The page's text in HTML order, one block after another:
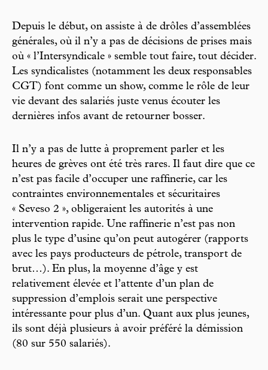
Depuis le début, on assiste à de drôles d’assemblées
générales, où il n’y a pas de décisions de prises mais
où « l’Intersyndicale » semble tout faire, tout décider.
Les syndicalistes (notamment les deux responsables
CGT) font comme un show, comme le rôle de leur
vie devant des salariés juste venus écouter les
dernières infos avant de retourner bosser.
Il n’y a pas de lutte à proprement parler et les
heures de grèves ont été très rares. Il faut dire que ce
n’est pas facile d’occuper une raffinerie, car les
contraintes environnementales et sécuritaires
« Seveso 2 », obligeraient les autorités à une
intervention rapide. Une raffinerie n’est pas non
plus le type d’usine qu’on peut autogérer (rapports
avec les pays producteurs de pétrole, transport de
brut…). En plus, la moyenne d’âge y est
relativement élevée et l’attente d’un plan de
suppression d’emplois serait une perspective
intéressante pour plus d’un. Quant aux plus jeunes,
ils sont déjà plusieurs à avoir préféré la démission
(80 sur 550 salariés).